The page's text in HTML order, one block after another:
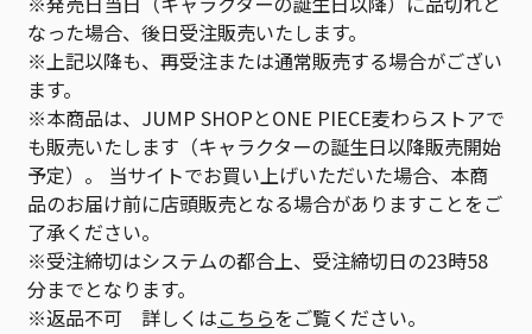
なった場合、後日受注販売いたします。
※上記以降も、再受注または通常販売する場合がござい
ます。
※本商品は、JUMP SHOPとONE PIECE麦わらストアで
も販売いたします（キャラクターの誕生日以降販売開始
予定）。 当サイトでお買い上げいただいた場合、本商
品のお届け前に店頭販売となる場合がありますことをご
了承ください。
※受注締切はシステムの都合上、受注締切日の23時58
分までとなります。
※返品不可 詳しくはこちらをご覧ください。